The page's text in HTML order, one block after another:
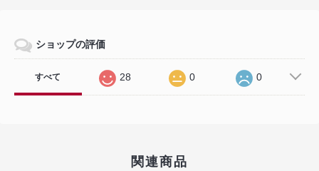
ショップの評価
すべて 28 0 0
関連商品